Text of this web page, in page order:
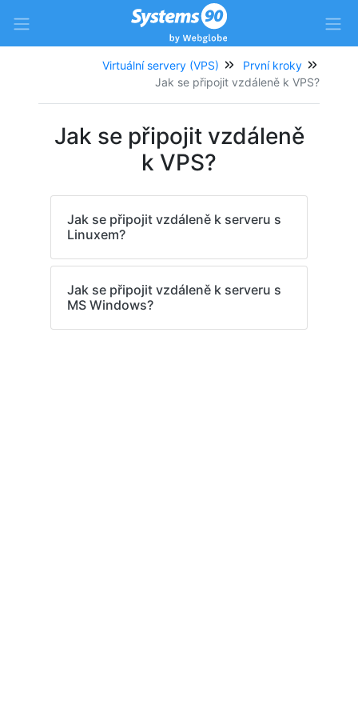
Virtuální servery (VPS)
První kroky
Jak se připojit vzdáleně k VPS?
Jak se připojit vzdáleně
k VPS?
Jak se připojit vzdáleně k serveru s
Linuxem?
Jak se připojit vzdáleně k serveru s
MS Windows?